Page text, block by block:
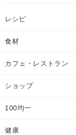
レシピ
食材
カフェ・レストラン
ショップ
100均一
健康